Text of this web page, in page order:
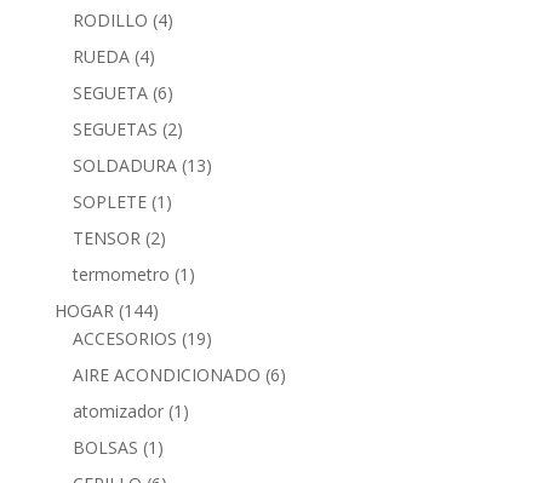
RODILLO (4)
RUEDA (4)
SEGUETA (6)
SEGUETAS (2)
SOLDADURA (13)
SOPLETE (1)
TENSOR (2)
termometro (1)
HOGAR (144)
ACCESORIOS (19)
AIRE ACONDICIONADO (6)
atomizador (1)
BOLSAS (1)